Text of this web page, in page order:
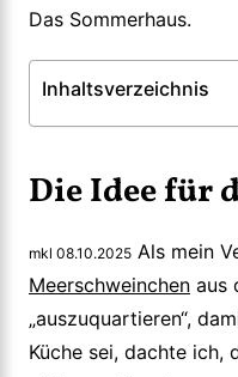
Das Sommerhaus.
Inhaltsverzeichnis
Die Idee für
mkl 08.10.2025Als mein
Meerschweinchenaus
„auszuquartieren“,
Küche sei, dachte ich,